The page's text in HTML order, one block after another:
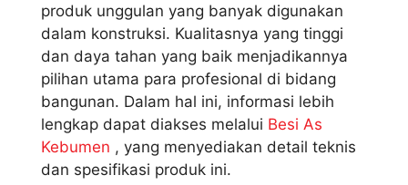
produk unggulan yang banyak digunakan
dalam konstruksi. Kualitasnya yang tinggi
dan daya tahan yang baik menjadikannya
pilihan utama para profesional di bidang
bangunan. Dalam hal ini, informasi lebih
lengkap dapat diakses melalui Besi As
Kebumen , yang menyediakan detail teknis
dan spesifikasi produk ini.